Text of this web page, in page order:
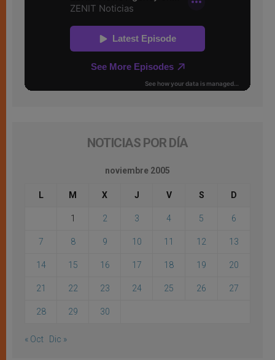
NOTICIAS POR DÍA
noviembre 2005
L M X J V S D
1 2 3 4 5 6
7 8 9 10 11 12 13
14 15 16 17 18 19 20
21 22 23 24 25 26 27
28 29 30
« Oct Dic »